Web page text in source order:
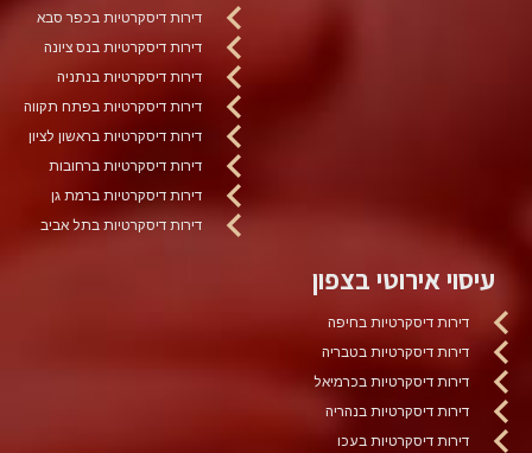
דירות דיסקרטיות בכפר סבא
דירות דיסקרטיות בנס ציונה
דירות דיסקרטיות בנתניה
דירות דיסקרטיות בפתח תקווה
דירות דיסקרטיות בראשון לציון
דירות דיסקרטיות ברחובות
דירות דיסקרטיות ברמת גן
דירות דיסקרטיות בתל אביב
עיסוי אירוטי בצפון
דירות דיסקרטיות בחיפה
דירות דיסקרטיות בטבריה
דירות דיסקרטיות בכרמיאל
דירות דיסקרטיות בנהריה
דירות דיסקרטיות בעכו